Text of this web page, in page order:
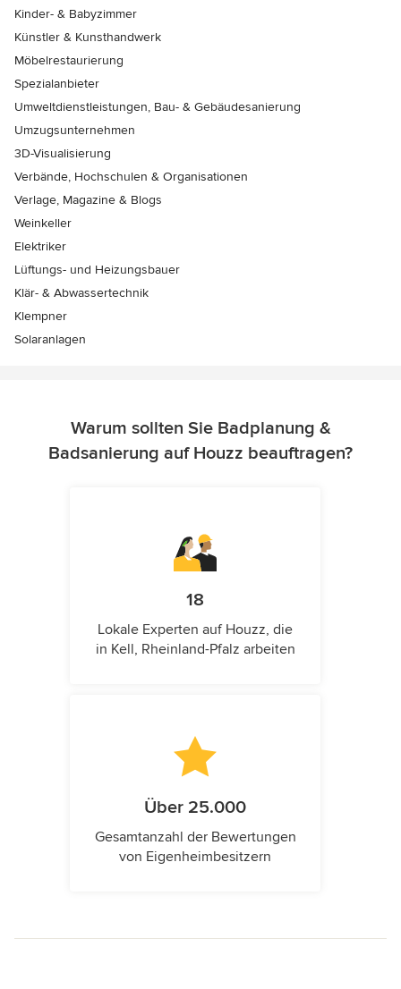
Kinder- & Babyzimmer
Künstler & Kunsthandwerk
Möbelrestaurierung
Spezialanbieter
Umweltdienstleistungen, Bau- & Gebäudesanierung
Umzugsunternehmen
3D-Visualisierung
Verbände, Hochschulen & Organisationen
Verlage, Magazine & Blogs
Weinkeller
Elektriker
Lüftungs- und Heizungsbauer
Klär- & Abwassertechnik
Klempner
Solaranlagen
Warum sollten Sie Badplanung &
Badsanierung auf Houzz beauftragen?
18
Lokale Experten auf Houzz, die
in Kell, Rheinland-Pfalz arbeiten
Über 25.000
Gesamtanzahl der Bewertungen
von Eigenheimbesitzern